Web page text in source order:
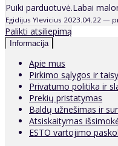
Puiki parduotuvė.Labai
Egidijus Ylevicius 2023.04.22 —
Palikti atsiliepimą
Informacija
Apie mus
Pirkimo sąlygos ir
Privatumo politika ir
Prekių pristatymas
Baldų užnešimas ir
Atsiskaitymas
ESTO vartojimo